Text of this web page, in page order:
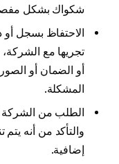
شكواك بشكل
الاحتفاظ بسجل أو
تجريها مع
أو الضمان أو
المشكلة.
الطلب من
والتأكد من أنه
إضافية.